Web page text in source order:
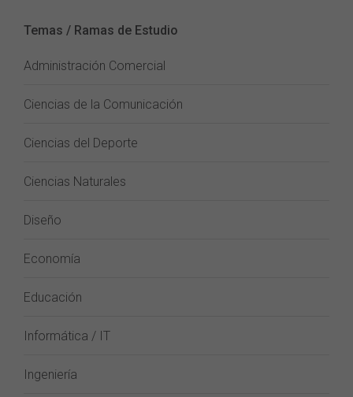
Temas / Ramas de Estudio
Administración Comercial
Ciencias de la Comunicación
Ciencias del Deporte
Ciencias Naturales
Diseño
Economía
Educación
Informática / IT
Ingeniería